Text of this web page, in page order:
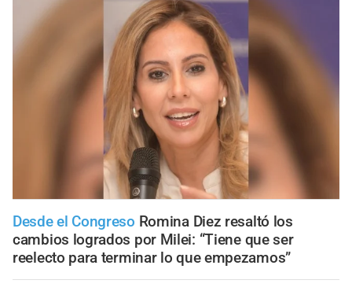
Desde el Congreso Romina Diez resaltó los
cambios logrados por Milei: “Tiene que ser
reelecto para terminar lo que empezamos”